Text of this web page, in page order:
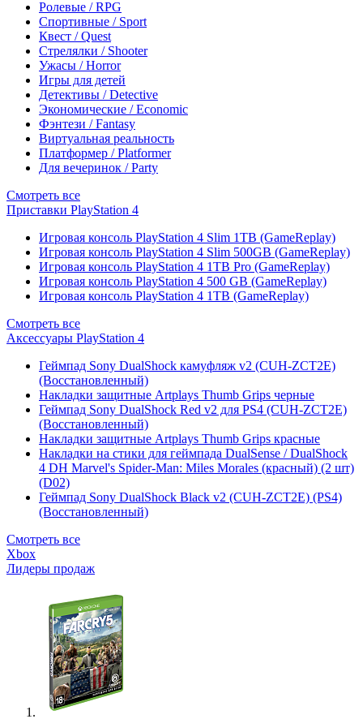
Ролевые / RPG
Спортивные / Sport
Квест / Quest
Стрелялки / Shooter
Ужасы / Horror
Игры для детей
Детективы / Detective
Экономические / Economic
Фэнтези / Fantasy
Виртуальная реальность
Платформер / Platformer
Для вечеринок / Party
Смотреть все
Приставки PlayStation 4
Игровая консоль PlayStation 4 Slim 1TB (GameReplay)
Игровая консоль PlayStation 4 Slim 500GB (GameReplay)
Игровая консоль PlayStation 4 1TB Pro (GameReplay)
Игровая консоль PlayStation 4 500 GB (GameReplay)
Игровая консоль PlayStation 4 1TB (GameReplay)
Смотреть все
Аксессуары PlayStation 4
Геймпад Sony DualShock камуфляж v2 (CUH-ZCT2E)
(Восстановленный)
Накладки защитные Artplays Thumb Grips черные
Геймпад Sony DualShock Red v2 для PS4 (CUH-ZCT2E)
(Восстановленный)
Накладки защитные Artplays Thumb Grips красные
Накладки на стики для геймпада DualSense / DualShock
4 DH Marvel's Spider-Man: Miles Morales (красный) (2 шт)
(D02)
Геймпад Sony DualShock Black v2 (CUH-ZCT2E) (PS4)
(Восстановленный)
Смотреть все
Xbox
Лидеры продаж